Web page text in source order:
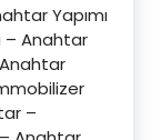
Yapımı
– Anahtar
–